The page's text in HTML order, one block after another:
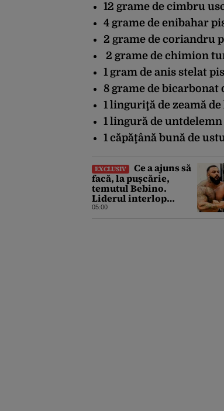
12 grame de cimbru
4 grame de enibahar
2 grame de coriandru
2 grame de chimion
1 gram de anis stelat
8 grame de bicarbonat
1 linguriţă de zeamă
1 lingură de untdelemn
1 căpăţână bună de
EXCLUSIV
Ce a ajuns să
facă, la pușcărie,
temutul Bebino.
Liderul interlop
bucureștean, trimis la
05:00